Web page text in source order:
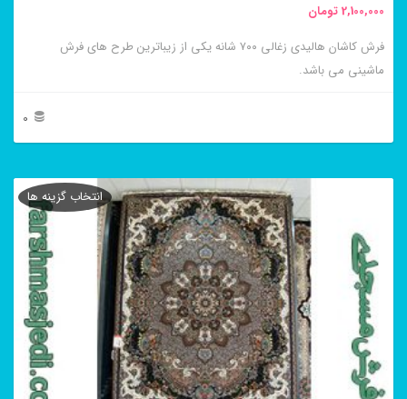
انتخاب
شوند
2,100,000تومان
فرش کاشان هالیدی زغالی ۷۰۰ شانه یکی از زیباترین طرح های فرش
ماشینی می باشد.
0
محصول
مختلفی
باشد.
گزینه
ها
انتخاب گزینه ها